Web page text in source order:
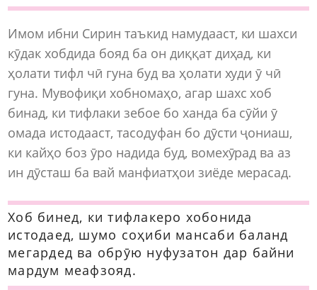
Имом ибни Сирин таъкид намудааст, ки шахси
кӯдак хобдида бояд ба он диққат диҳад, ки
ҳолати тифл чӣ гуна буд ва ҳолати худи ӯ чӣ
гуна. Мувофиқи хобномаҳо, агар шахс хоб
бинад, ки тифлаки зебое бо ханда ба сӯйи ӯ
омада истодааст, тасодуфан бо дӯсти ҷониаш,
ки кайҳо боз ӯро надида буд, вомехӯрад ва аз
ин дӯсташ ба вай манфиатҳои зиёде мерасад.
Хоб бинед, ки тифлакеро хобонида
истодаед, шумо соҳиби мансаби баланд
мегардед ва обрӯю нуфузатон дар байни
мардум меафзояд.